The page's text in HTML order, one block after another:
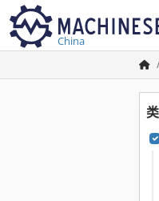
China